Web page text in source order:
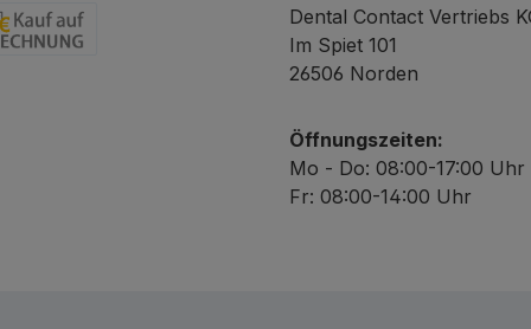
Dental Contact Vertriebs
Im Spiet 101
26506 Norden
Öffnungszeiten:
Mo - Do: 08:00-17:00 Uhr
Fr: 08:00-14:00 Uhr